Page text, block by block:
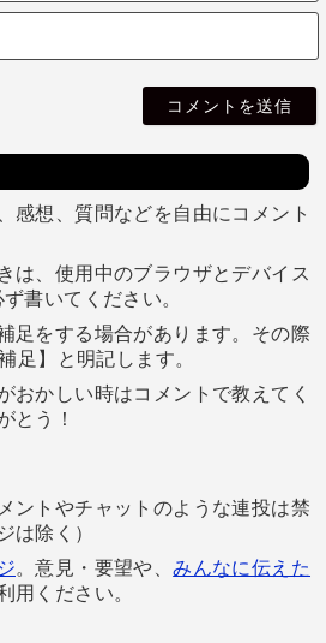
感想、質問などを自由にコメント
は、使用中のブラウザとデバイス
書いてください。
足をする場合があります。その際
足】と明記します。
おかしい時はコメントで教えてく
とう！
ントやチャットのような連投は禁
は除く）
。意見・要望や、みんなに伝えた
用ください。